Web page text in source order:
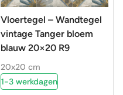
Vloertegel – Wandtegel
vintage Tanger bloem
blauw 20×20 R9
20x20 cm
1-3 werkdagen